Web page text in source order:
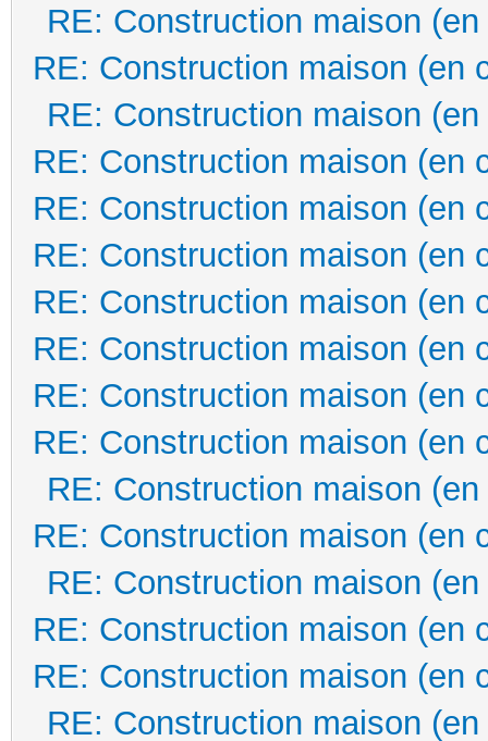
RE: Construction maison
RE: Construction maison (en
RE: Construction maison
RE: Construction maison (en
RE: Construction maison (en
RE: Construction maison (en
RE: Construction maison (en
RE: Construction maison (en
RE: Construction maison (en
RE: Construction maison (en
RE: Construction maison
RE: Construction maison (en
RE: Construction maison
RE: Construction maison (en
RE: Construction maison (en
RE: Construction maison